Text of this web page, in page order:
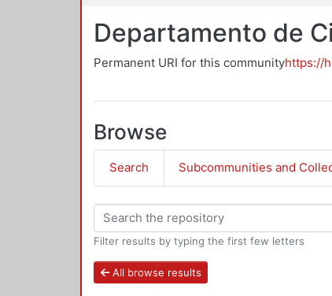
Departamento de
Permanent URI for this communityhttps://
Browse
Search Subcommunities and
Filter results by typing the first few letters
All browse results